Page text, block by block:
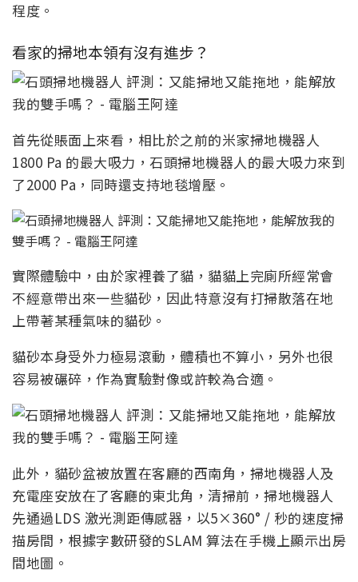
程度。
看家的掃地本領有沒有進步？
首先從賬面上來看，相比於之前的米家掃地機器人
1800 Pa 的最大吸力，石頭掃地機器人的最大吸力來到
了2000 Pa，同時還支持地毯增壓。
實際體驗中，由於家裡養了貓，貓貓上完廁所經常會
不經意帶出來一些貓砂，因此特意沒有打掃散落在地
上帶著某種氣味的貓砂。
貓砂本身受外力極易滾動，體積也不算小，另外也很
容易被碾碎，作為實驗對像或許較為合適。
此外，貓砂盆被放置在客廳的西南角，掃地機器人及
充電座安放在了客廳的東北角，清掃前，掃地機器人
先通過LDS 激光測距傳感器，以5×360° / 秒的速度掃
描房間，根據字數研發的SLAM 算法在手機上顯示出房
間地圖。